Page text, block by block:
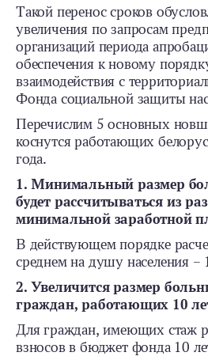
Такой перенос сроков
увеличения по запросам
организаций периода
обеспечения к новому
взаимодействия с
Фонда социальной защиты
Перечислим 5 основных
коснутся работающих
года.
1. Минимальный размер
будет рассчитываться из
минимальной заработной
В действующем порядке
среднем на душу населения –
2. Увеличится размер
граждан, работающих 10
Для граждан, имеющих стаж
взносов в бюджет фонда 10